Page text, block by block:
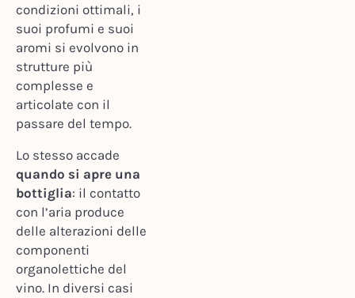
condizioni ottimali, i
suoi profumi e suoi
aromi si evolvono in
strutture più
complesse e
articolate con il
passare del tempo.
Lo stesso accade
quando si apre una
bottiglia: il contatto
con l’aria produce
delle alterazioni delle
componenti
organolettiche del
vino. In diversi casi